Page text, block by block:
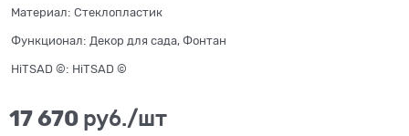
Материал: Стеклопластик
Функционал: Декор для сада, Фонтан
HiTSAD ©: HiTSAD ©
17 670 руб./шт